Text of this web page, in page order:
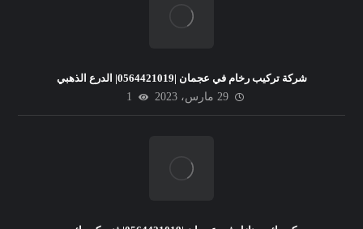
شركة تركيب رخام في عجمان |0564421019| الدرع الذهبي
29 مارس، 2023
1